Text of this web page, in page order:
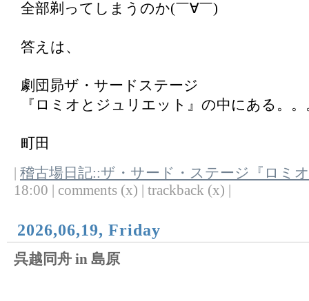
全部剃ってしまうのか(￣∀￣)
答えは、
劇団昴ザ・サードステージ
『ロミオとジュリエット』の中にある。。
町田
稽古場日記::ザ・サード・ステージ『ロミ
18:00 | comments (x) | trackback (x) |
2026,06,19, Friday
呉越同舟 in 島原